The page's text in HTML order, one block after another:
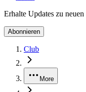
Erhalte Updates zu
Abonnieren
Club
More